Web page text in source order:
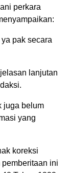
perkara
pak secara
lanjutan
juga belum
yang
koreksi
ini